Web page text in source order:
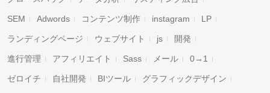
SEM Adwords コンテンツ制作 instagram LP
ランディングページ ウェブサイト js 開発
進行管理 アフィリエイト Sass メール 0→1
ゼロイチ 自社開発 BIツール グラフィックデザイン